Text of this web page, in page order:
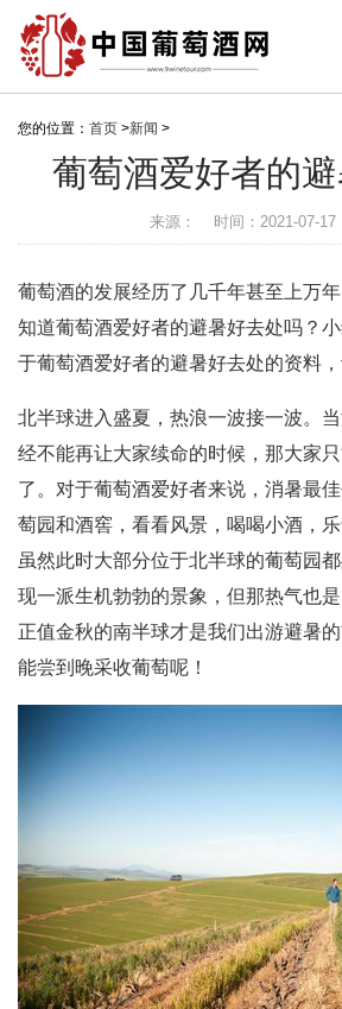
您的位置： 首页 >新闻 >
葡萄酒爱好者的
来源： 时间：2021-07-17
葡萄酒的发展经历了几千年甚至上万
知道葡萄酒爱好者的避暑好去处吗？
于葡萄酒爱好者的避暑好去处的资料，
北半球进入盛夏，热浪一波接一波。
经不能再让大家续命的时候，那大家
了。对于葡萄酒爱好者来说，消暑最
萄园和酒窖，看看风景，喝喝小酒
虽然此时大部分位于北半球的葡萄园
现一派生机勃勃的景象，但那热气也
正值金秋的南半球才是我们出游避暑
能尝到晚采收葡萄呢！